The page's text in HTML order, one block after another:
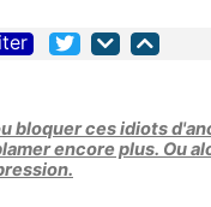
bloquer ces idiots
encore plus. Ou